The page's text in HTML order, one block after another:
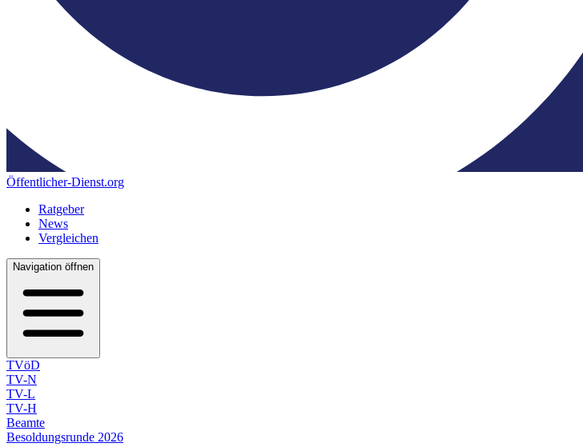
Öffentlicher-Dienst.org
Ratgeber
News
Vergleichen
Navigation öffnen
TVöD
TV-N
TV-L
TV-H
Beamte
Besoldungsrunde 2026